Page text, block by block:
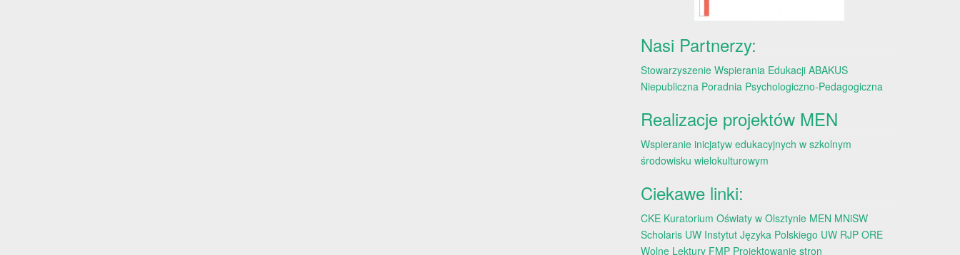
Nasi Partnerzy:
Stowarzyszenie Wspierania Edukacji ABAKUS
Niepubliczna Poradnia Psychologiczno-Pedagogiczna
Realizacje projektów MEN
Wspieranie inicjatyw edukacyjnych w szkolnym
środowisku wielokulturowym
Ciekawe linki:
CKE Kuratorium Oświaty w Olsztynie MEN MNiSW
Scholaris UW Instytut Języka Polskiego UW RJP ORE
Wolne Lektury FMP Projektowanie stron